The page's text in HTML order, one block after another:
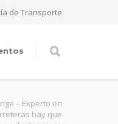
de Transporte
– Experto en
hay que